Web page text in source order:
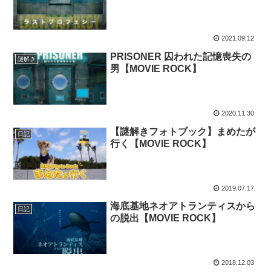
2021.09.12
謎解き
PRISONER 囚われた記憶喪失の
男【MOVIE ROCK】
2020.11.30
日記
【謎解きフォトブック】まめたが
行く【MOVIE ROCK】
2019.07.17
日記
海底基地ネオアトランティスから
の脱出【MOVIE ROCK】
2018.12.03